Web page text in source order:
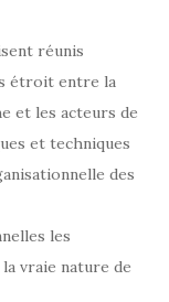
réunis
étroit entre la
et les acteurs de
et techniques
des
les
vraie nature de